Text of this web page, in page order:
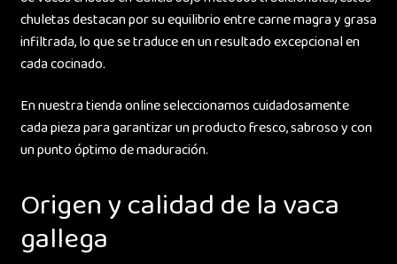
chuletas destacan por su equilibrio entre carne magra y grasa
infiltrada, lo que se traduce en un resultado excepcional en
cada cocinado.
En nuestra tienda online seleccionamos cuidadosamente
cada pieza para garantizar un producto fresco, sabroso y con
un punto óptimo de maduración.
Origen y calidad de la vaca
gallega